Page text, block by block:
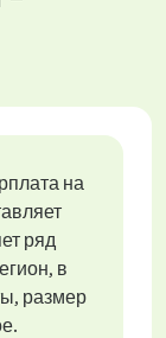
на
ряд
в
размер